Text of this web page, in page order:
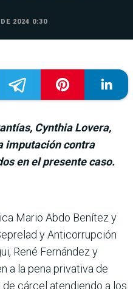
2024 0:30
Cynthia Lovera,
imputación contra
en el presente caso.
Mario Abdo Benítez y
y Anticorrupción
René Fernández y
a la pena privativa de
cárcel atendiendo a los